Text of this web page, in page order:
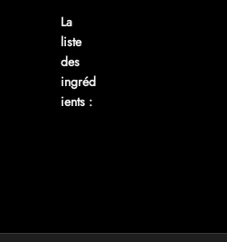
La
liste
des
ingréd
ients :